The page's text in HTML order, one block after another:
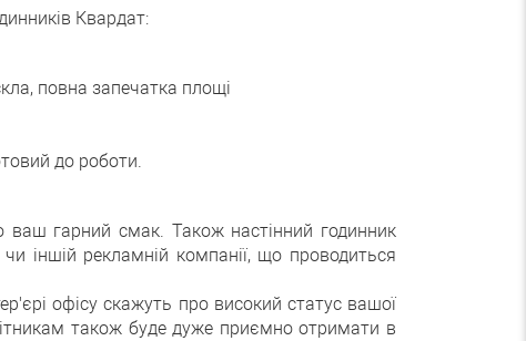
Квардат:
повна запечатка площі
до роботи.
ваш гарний смак. Також настінний годинник
іншій рекламній компанії, що проводиться
офісу скажуть про високий статус вашої
також буде дуже приємно отримати в